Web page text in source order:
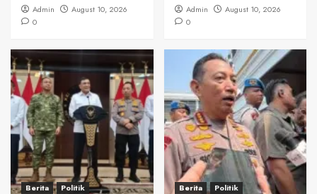
Admin
August 10, 2026
0
Admin
August 10, 2026
0
Berita Politik Berita Politik